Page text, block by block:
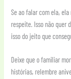
Se ao falar com ela,
respeite. Isso não quer
isso do jeito que
Deixe que o familiar
histórias, relembre